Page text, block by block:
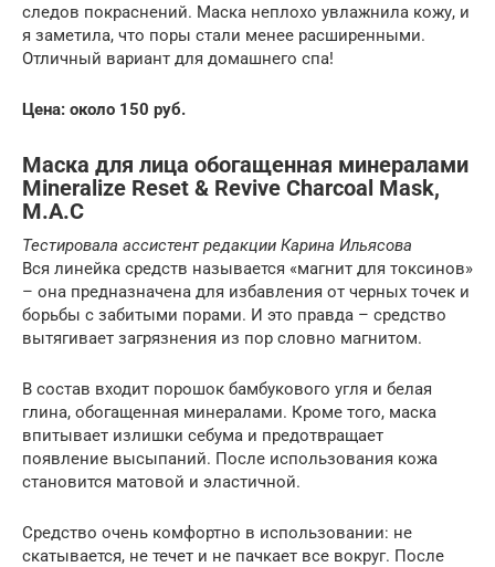
следов покраснений. Маска неплохо увлажнила кожу, и
я заметила, что поры стали менее расширенными.
Отличный вариант для домашнего спа!
Цена: около 150 руб.
Маска для лица обогащенная минералами
Mineralize Reset & Revive Charcoal Mask,
M.A.C
Тестировала ассистент редакции Карина Ильясова
Вся линейка средств называется «магнит для токсинов»
– она предназначена для избавления от черных точек и
борьбы с забитыми порами. И это правда – средство
вытягивает загрязнения из пор словно магнитом.
В состав входит порошок бамбукового угля и белая
глина, обогащенная минералами. Кроме того, маска
впитывает излишки себума и предотвращает
появление высыпаний. После использования кожа
становится матовой и эластичной.
Средство очень комфортно в использовании: не
скатывается, не течет и не пачкает все вокруг. После